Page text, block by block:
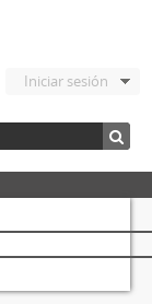
Iniciar sesión